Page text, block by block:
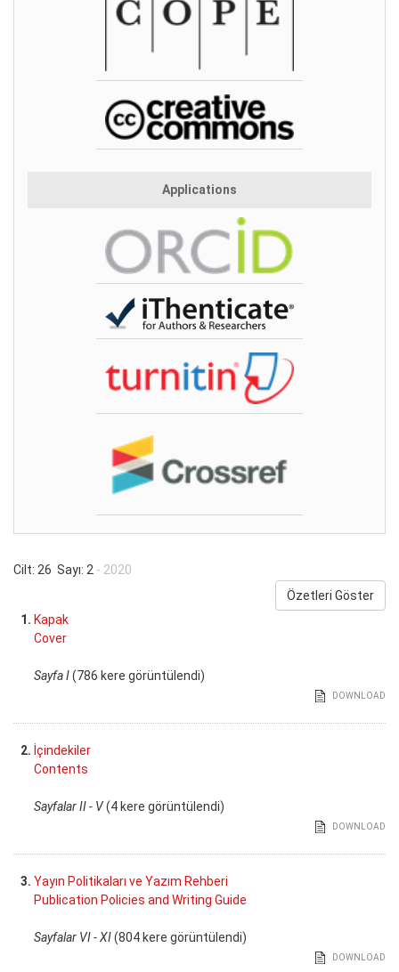
Applications
Cilt: 26 Sayı: 2 - 2020
Özetleri Göster
1. Kapak
Cover
Sayfa I(786 kere görüntülendi)
DOWNLOAD
2. İçindekiler
Contents
Sayfalar II - V(4 kere görüntülendi)
DOWNLOAD
3. Yayın Politikaları ve Yazım Rehberi
Publication Policies and Writing Guide
Sayfalar VI - XI(804 kere görüntülendi)
DOWNLOAD